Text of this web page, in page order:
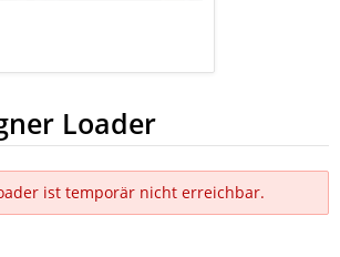
Loader
ist temporär nicht erreichbar.